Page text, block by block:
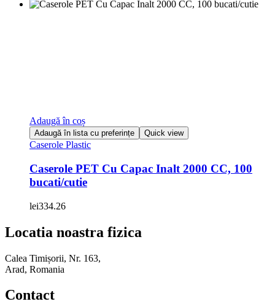
Adaugă în coș
Adaugă în lista cu preferințe Quick view
Caserole Plastic
Caserole PET Cu Capac Inalt 2000 CC, 100
bucati/cutie
lei334.26
Locatia noastra fizica
Calea Timișorii, Nr. 163,
Arad, Romania
Contact